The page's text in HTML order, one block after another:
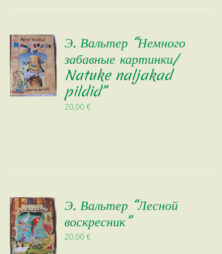
Э. Вальтер “Немного
забавные картинки/
Natuke naljakad
pildid”
20,00€
Э. Вальтер “Лесной
воскресник”
20,00€